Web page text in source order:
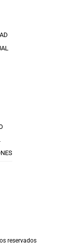
reservados